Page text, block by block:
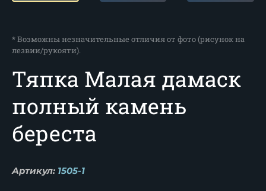
* Возможны незначительные отличия от фото (рисунок на
лезвии/рукояти).
Тяпка Малая дамаск
полный камень
береста
Артикул: 1505-1